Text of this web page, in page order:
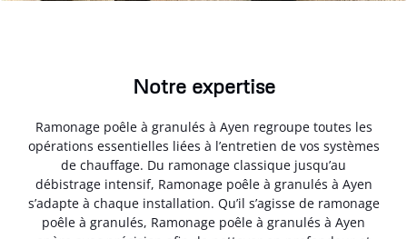
Notre expertise
Ramonage poêle à granulés à Ayen regroupe toutes les
opérations essentielles liées à l’entretien de vos systèmes
de chauffage. Du ramonage classique jusqu’au
débistrage intensif, Ramonage poêle à granulés à Ayen
s’adapte à chaque installation. Qu’il s’agisse de ramonage
poêle à granulés, Ramonage poêle à granulés à Ayen